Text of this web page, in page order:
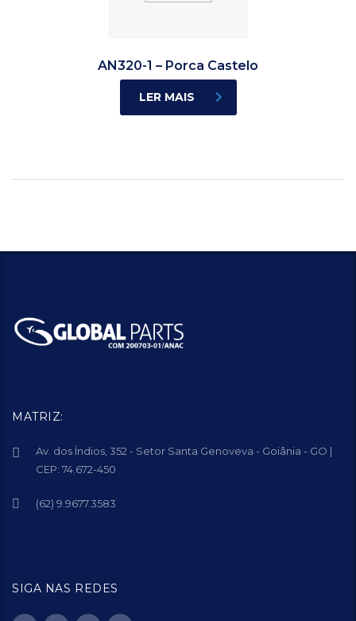
AN320-1 – Porca Castelo
LER MAIS
MATRIZ:
Av. dos Índios, 352 - Setor Santa Genoveva - Goiânia - GO |
CEP: 74.672-450
(62) 9.9677.3583
SIGA NAS REDES